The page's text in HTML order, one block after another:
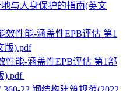
与人身保护的指南(英文
性能-涵盖性EPB评估 第1部
).pdf